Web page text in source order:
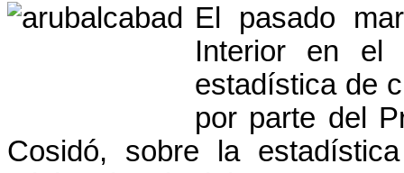
El pasado
Interior en el
estadística de
por parte del
Cosidó, sobre la